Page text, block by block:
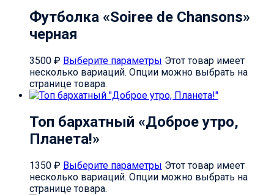
Футболка «Soiree de Chansons»
черная
3500 ₽ Выберите параметры Этот товар имеет
несколько вариаций. Опции можно выбрать на
странице товара.
Топ бархатный «Доброе утро,
Планета!»
1350 ₽ Выберите параметры Этот товар имеет
несколько вариаций. Опции можно выбрать на
странице товара.